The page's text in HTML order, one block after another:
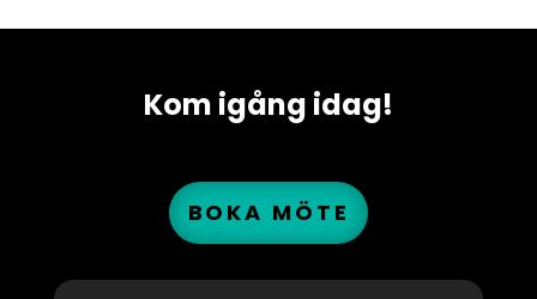
Kom igång idag!
BOKA MÖTE